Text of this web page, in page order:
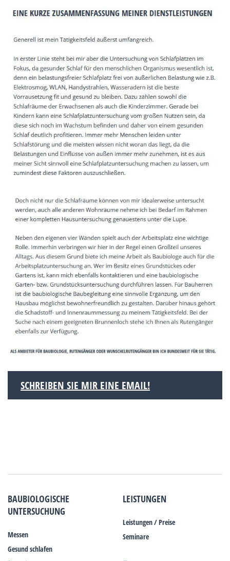
SCHREIBEN SIE MIR EINE EMAIL!
BAUBIOLOGISCHE
UNTERSUCHUNG
Messen
Gesund schlafen
LEISTUNGEN
Leistungen / Preise
Seminare